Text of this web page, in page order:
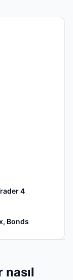
4
Bonds